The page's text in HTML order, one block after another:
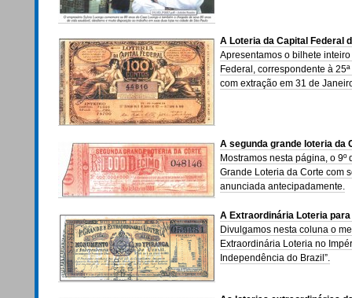
A Loteria da Capital Federal
Apresentamos o bilhete
Federal, correspondente à
com extração em 31 de
A segunda grande loteria da
Mostramos nesta página, o
Grande Loteria da Corte com
anunciada antecipadamente.
A Extraordinária Loteria para
Divulgamos nesta coluna o
Extraordinária Loteria no
Independência do Brazil”.